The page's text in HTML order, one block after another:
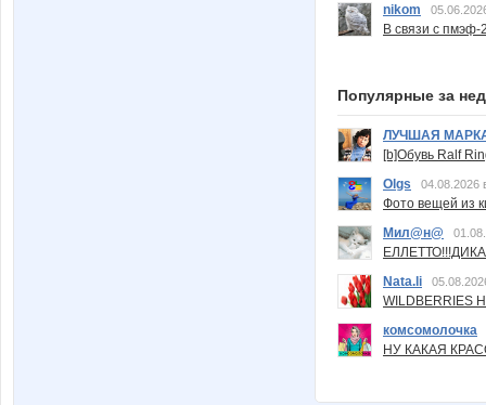
nikom
В связи с пмэф-
Популярные за
ЛУЧШАЯ
[b]Обувь Ralf
Olgs
04.08.2026
Фото вещей из
Мил@н@
Nata.li
комсомолочка
НУ КАКАЯ